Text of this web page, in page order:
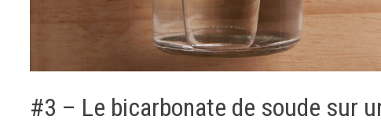
#3 – Le bicarbonate de soude sur